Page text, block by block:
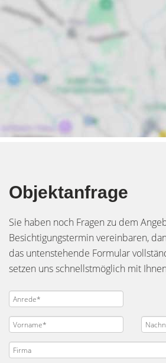
Objektanfrage
Sie haben noch Fragen zu dem
Besichtigungstermin vereinbaren,
das untenstehende Formular
setzen uns schnellstmöglich mit